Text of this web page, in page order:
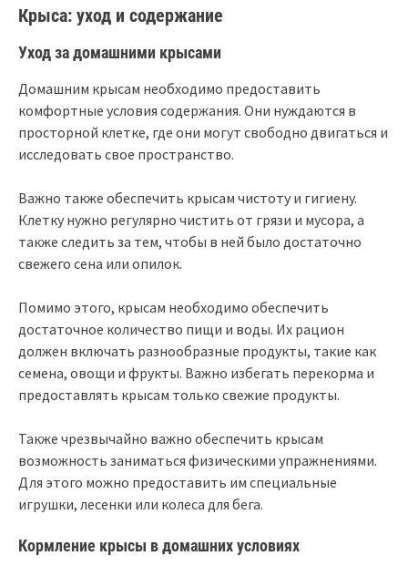
Крыса: уход и содержание
Уход за домашними крысами
Домашним крысам необходимо предоставить
комфортные условия содержания. Они нуждаются в
просторной клетке, где они могут свободно двигаться и
исследовать свое пространство.
Важно также обеспечить крысам чистоту и гигиену.
Клетку нужно регулярно чистить от грязи и мусора, а
также следить за тем, чтобы в ней было достаточно
свежего сена или опилок.
Помимо этого, крысам необходимо обеспечить
достаточное количество пищи и воды. Их рацион
должен включать разнообразные продукты, такие как
семена, овощи и фрукты. Важно избегать перекорма и
предоставлять крысам только свежие продукты.
Также чрезвычайно важно обеспечить крысам
возможность заниматься физическими упражнениями.
Для этого можно предоставить им специальные
игрушки, лесенки или колеса для бега.
Кормление крысы в домашних условиях